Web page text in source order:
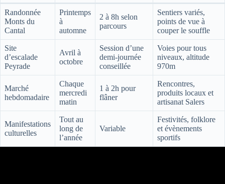
Randonnée
Monts du
Cantal
Printemps
à
automne
2 à 8h selon
parcours
Sentiers variés,
points de vue à
couper le souffle
Site
d’escalade
Peyrade
Avril à
octobre
Session d’une
demi-journée
conseillée
Voies pour tous
niveaux, altitude
970m
Marché
hebdomadaire
Chaque
mercredi
matin
1 à 2h pour
flâner
Rencontres,
produits locaux et
artisanat Salers
Manifestations
culturelles
Tout au
long de
l’année
Variable
Festivités, folklore
et évènements
sportifs